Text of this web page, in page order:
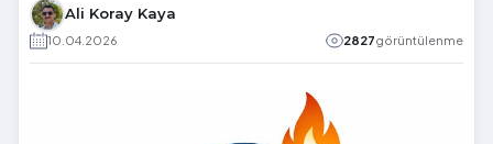
Ali Koray Kaya
10.04.2026 2827görüntülenme